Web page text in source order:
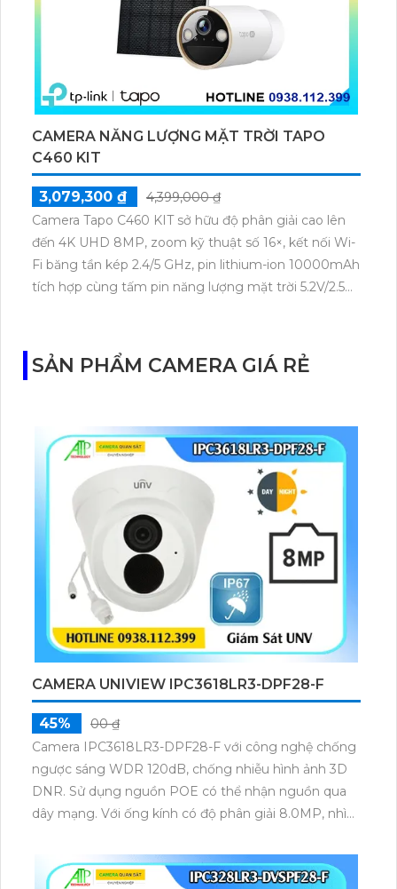
CAMERA NĂNG LƯỢNG MẶT TRỜI TAPO
C460 KIT
3,079,300 ₫
4,399,000 ₫
Camera Tapo C460 KIT sở hữu độ phân giải cao lên
đến 4K UHD 8MP, zoom kỹ thuật số 16×, kết nối Wi-
Fi băng tần kép 2.4/5 GHz, pin lithium-ion 10000mAh
tích hợp cùng tấm pin năng lượng mặt trời 5.2V/2.5W.
SẢN PHẨM CAMERA GIÁ RẺ
CAMERA UNIVIEW IPC3618LR3-DPF28-F
45%
00 ₫
Camera IPC3618LR3-DPF28-F với công nghệ chống
ngược sáng WDR 120dB, chống nhiễu hình ảnh 3D
DNR. Sử dụng nguồn POE có thể nhận nguồn qua
dây mạng. Với ống kính có độ phân giải 8.0MP, nhìn
chuẩn nén Ultra265